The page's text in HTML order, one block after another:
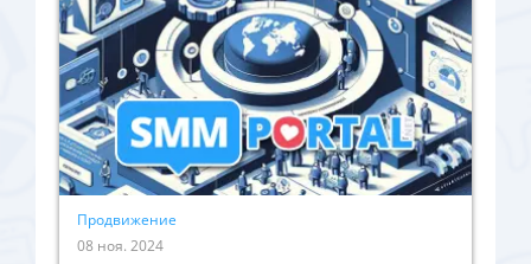
Продвижение
08 ноя. 2024